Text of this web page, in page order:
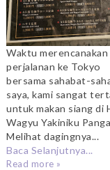
Waktu merencanakan
perjalanan ke Tokyo
bersama sahabat-
saya, kami sangat
untuk makan siang di
Wagyu Yakiniku
Melihat dagingnya...
Baca Selanjutnya...
Read more »